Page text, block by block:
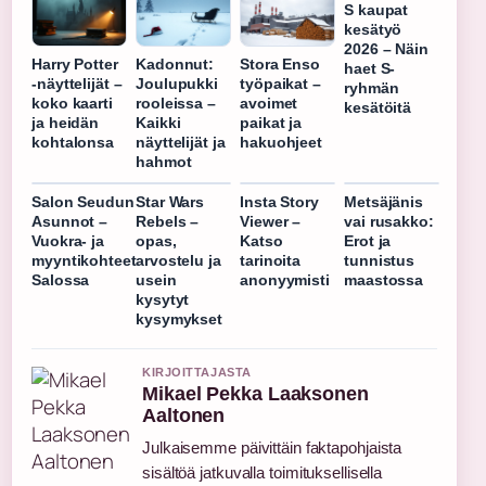
Harry Potter
-näyttelijät –
koko kaarti
ja heidän
kohtalonsa
Kadonnut:
Joulupukki
rooleissa –
Kaikki
näyttelijät ja
hahmot
Stora Enso
työpaikat –
avoimet
paikat ja
hakuohjeet
S kaupat
kesätyö
2026 – Näin
haet S-
ryhmän
kesätöitä
Salon Seudun
Asunnot –
Vuokra- ja
myyntikohteet
Salossa
Star Wars
Rebels –
opas,
arvostelu ja
usein
kysytyt
kysymykset
Insta Story
Viewer –
Katso
tarinoita
anonyymisti
Metsäjänis
vai rusakko:
Erot ja
tunnistus
maastossa
KIRJOITTAJASTA
Mikael Pekka Laaksonen
Aaltonen
Julkaisemme päivittäin faktapohjaista
sisältöä jatkuvalla toimituksellisella